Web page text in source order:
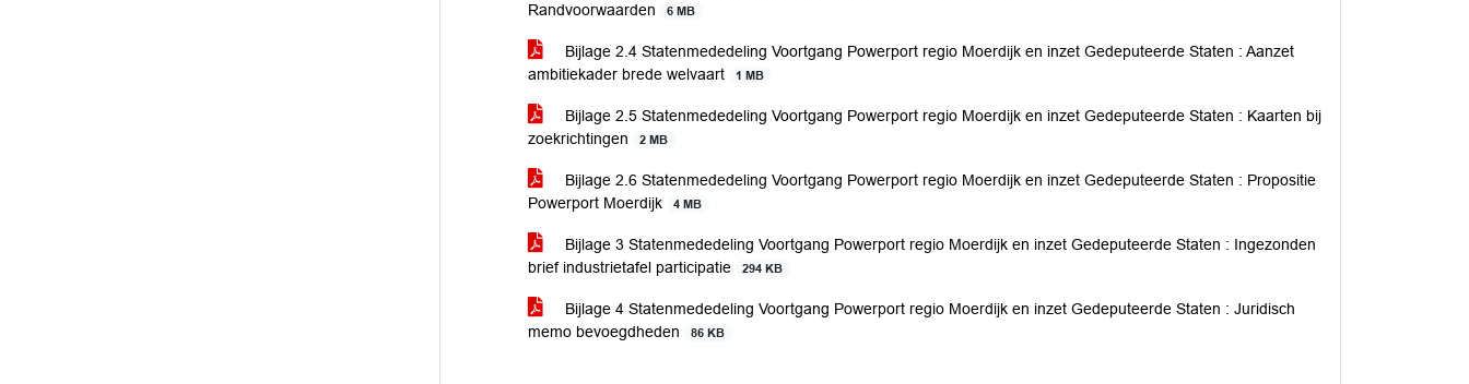
Randvoorwaarden
6 MB
Bijlage 2.4 Statenmededeling Voortgang Powerport regio Moerdijk en inzet Gedeputeerde Staten : Aanzet
ambitiekader brede welvaart
1 MB
Bijlage 2.5 Statenmededeling Voortgang Powerport regio Moerdijk en inzet Gedeputeerde Staten : Kaarten bij
zoekrichtingen
2 MB
Bijlage 2.6 Statenmededeling Voortgang Powerport regio Moerdijk en inzet Gedeputeerde Staten : Propositie
Powerport Moerdijk
4 MB
Bijlage 3 Statenmededeling Voortgang Powerport regio Moerdijk en inzet Gedeputeerde Staten : Ingezonden
brief industrietafel participatie
294 KB
Bijlage 4 Statenmededeling Voortgang Powerport regio Moerdijk en inzet Gedeputeerde Staten : Juridisch
memo bevoegdheden
86 KB